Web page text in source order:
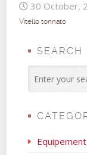
30 October,
Vitello tonnato
SEARCH
Equipement